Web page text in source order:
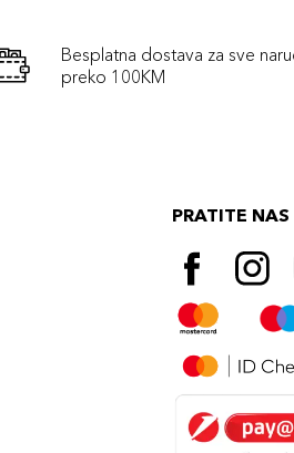
Besplatna dostava za sve
preko 100KM
PRATITE NAS